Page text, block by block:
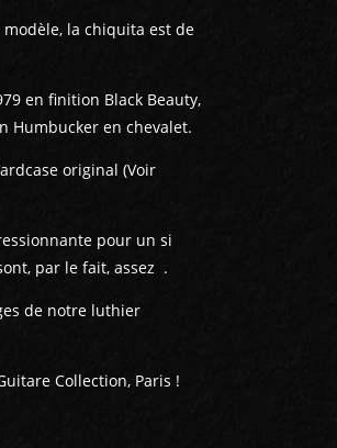
la chiquita est de
en finition Black Beauty,
Humbucker en chevalet.
original (Voir
pour un si
par le fait, assez .
de notre luthier
Collection, Paris !